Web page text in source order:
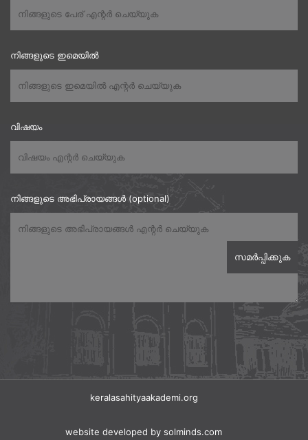
നിങ്ങളുടെ ഇമെയിൽ
വിഷയം
നിങ്ങളുടെ അഭിപ്രായങ്ങൾ (optional)
keralasahityaakademi.org
website developed by solminds.com